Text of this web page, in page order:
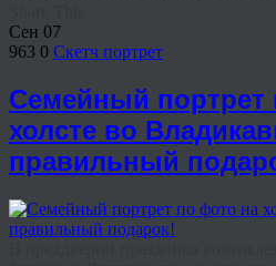
Сен 07
963 0 Скетч портрет
Семейный портрет
холсте во
правильный